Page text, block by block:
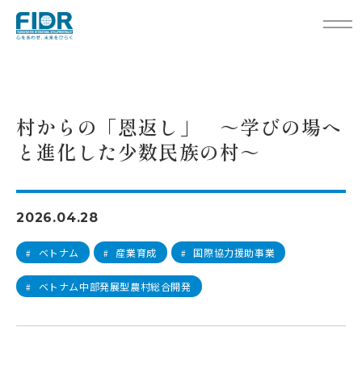
村からの「恩返し」 ～学びの場へと進化した少数民族の村～
村からの「恩返し」 ～学びの場へ
と進化した少数民族の村～
2026.04.28
# ベトナム # 産業育成 # 国際協力援助事業
# ベトナム中部発展型農村総合開発